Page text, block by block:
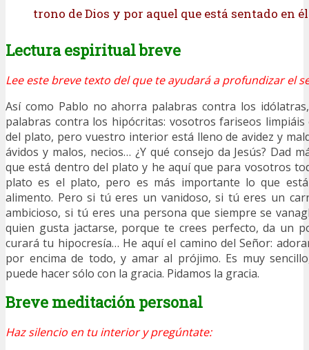
trono de Dios y por aquel que está sentado en
Lectura espiritual breve
Lee este breve texto del que te ayudará a profundizar el
Así como Pablo no ahorra palabras contra los
palabras contra los hipócritas: vosotros fariseos
del plato, pero vuestro interior está lleno de avidez y
ávidos y malos, necios… ¿Y qué consejo da Jesús? Dad
que está dentro del plato y he aquí que para vosotros
plato es el plato, pero es más importante lo que
alimento. Pero si tú eres un vanidoso, si tú eres un
ambicioso, si tú eres una persona que siempre se
quien gusta jactarse, porque te crees perfecto, da un
curará tu hipocresía… He aquí el camino del Señor:
por encima de todo, y amar al prójimo. Es muy
puede hacer sólo con la gracia. Pidamos la gracia.
Breve meditación personal
Haz silencio en tu interior y pregúntate: